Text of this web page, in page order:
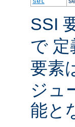
SSI
で
要素
ジュ
能と